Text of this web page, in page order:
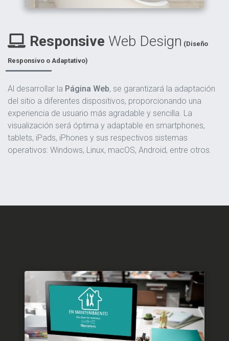
Responsive Web Design (Diseño
Responsivo o Adaptativo)
Al desarrollar la Página Web, se garantizará la adaptación
del sitio a diferentes dispositivos, proporcionando una
experiencia de usuario más agradable y sencilla. La
visualización será óptima y adaptable en smartphones,
tablets, iPads, iPhones y sus respectivos sistemas
operativos: Windows, Linux, macOS, Android, entre otros.